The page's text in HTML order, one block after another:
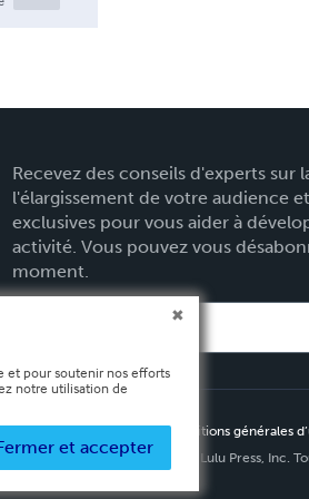
Recevez des conseils d'experts sur
l'élargissement de votre audience
exclusives pour vous aider à
activité. Vous pouvez vous
moment.
Conditions générales
Copyright ©
2026 Lulu Press, Inc.
et pour soutenir nos efforts
notre utilisation de
et accepter